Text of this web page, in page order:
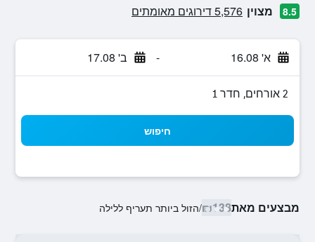
8.5 מצוין 5,576 דירוגים מאומתים
א' 16.08 - ב' 17.08
2 אורחים, חדר 1
חיפוש
מבצעים מאת₪138
/הזול ביותר תעריף ללילה